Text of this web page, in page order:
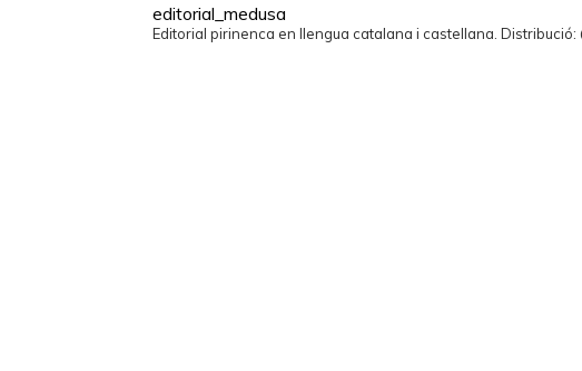
editorial_medusa
Editorial pirinenca en llengua catalana i castellana. Distribució: